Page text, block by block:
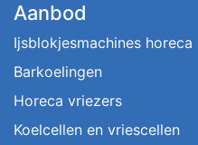
Aanbod
Ijsblokjesmachines horeca
Barkoelingen
Horeca vriezers
Koelcellen en vriescellen